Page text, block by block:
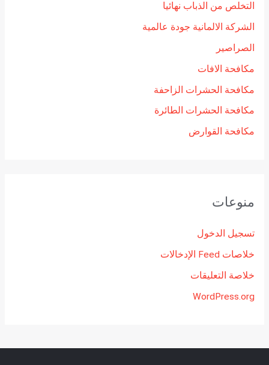
التخلص من الذباب نهائيا
الشركة الالمانية جودة عالمية
الصراصير
مكافحة الافات
مكافحة الحشرات الزاحفة
مكافحة الحشرات الطائرة
مكافحة القوارض
منوعات
تسجيل الدخول
خلاصات Feed الإدخالات
خلاصة التعليقات
WordPress.org